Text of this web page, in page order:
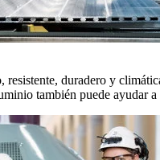
duradero y
también puede ayudar